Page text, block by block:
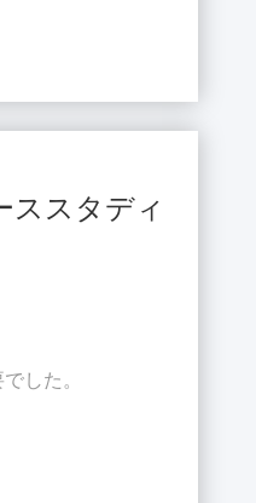
システム は 何 です か ...
ススタディ
した。